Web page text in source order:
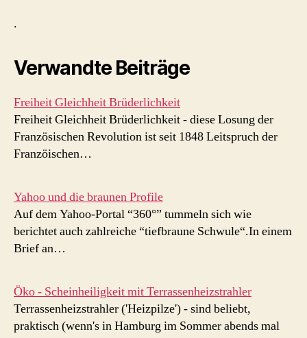
.
Verwandte Beiträge
Freiheit Gleichheit Brüderlichkeit
Freiheit Gleichheit Brüderlichkeit - diese Losung der
Französischen Revolution ist seit 1848 Leitspruch der
Franzöischen…
Yahoo und die braunen Profile
Auf dem Yahoo-Portal “360°” tummeln sich wie
berichtet auch zahlreiche “tiefbraune Schwule“.In einem
Brief an…
Öko - Scheinheiligkeit mit Terrassenheizstrahler
Terrassenheizstrahler ('Heizpilze') - sind beliebt,
praktisch (wenn's in Hamburg im Sommer abends mal